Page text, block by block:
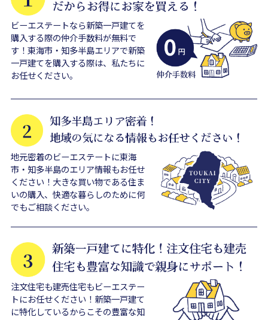
ビーエステートなら新築一戸建てを
購入する際の仲介手数料が無料で
す！東海市・知多半島エリアで新築
一戸建てを購入する際は、私たちに
お任せください。
地元密着のビーエステートに東海
市・知多半島のエリア情報もお任せ
ください！大きな買い物である住ま
いの購入、快適な暮らしのために何
でもご相談ください。
注文住宅も建売住宅もビーエステー
トにお任せください！新築一戸建て
に特化しているからこその豊富な知